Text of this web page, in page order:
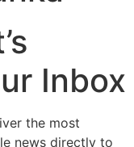
Inbox
the most
news directly to